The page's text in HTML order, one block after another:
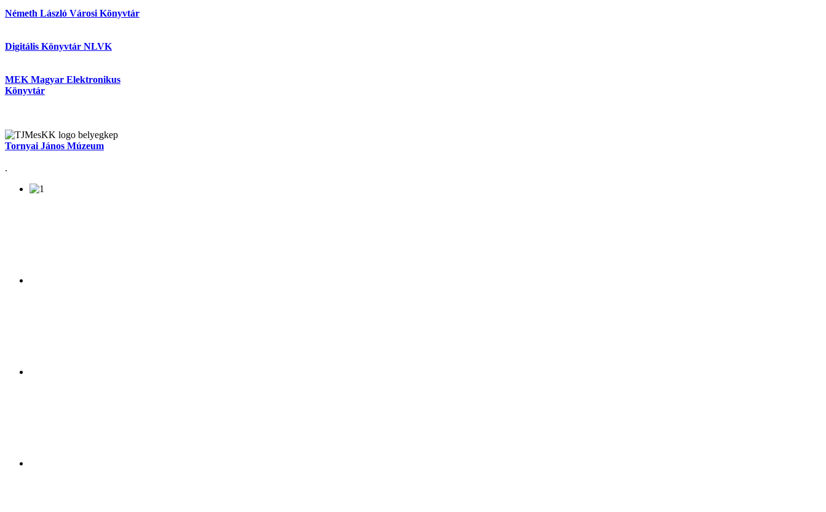
Németh László Városi Könyvtár
Digitális Könyvtár NLVK
MEK Magyar Elektronikus
Könyvtár
Tornyai János Múzeum
.